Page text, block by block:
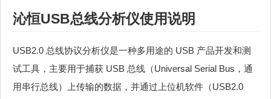
沁恒USB总线分析仪使用说明
USB2.0 总线协议分析仪是一种多用途的 USB 产品开发和测
试工具，主要用于捕获 USB 总线（Universal Serial Bus，通
用串行总线）上传输的数据，并通过上位机软件（USB2.0